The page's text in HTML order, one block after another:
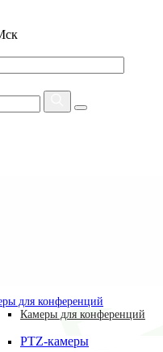
для конференций
Камеры для конференций
PTZ-камеры